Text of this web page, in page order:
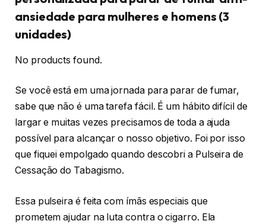
ansiedade para mulheres e homens (3
unidades)
No products found.
Se você está em uma jornada para parar de fumar,
sabe que não é uma tarefa fácil. É um hábito difícil de
largar e muitas vezes precisamos de toda a ajuda
possível para alcançar o nosso objetivo. Foi por isso
que fiquei empolgado quando descobri a Pulseira de
Cessação do Tabagismo.
Essa pulseira é feita com ímãs especiais que
prometem ajudar na luta contra o cigarro. Ela